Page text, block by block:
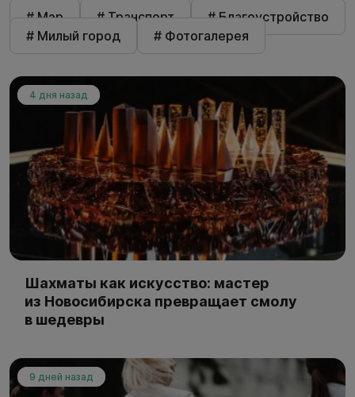
# Мэр # Транспорт
# Благоустройство
# Милый город
# Фотогалерея
4 дня назад
Шахматы как искусство: мастер
из Новосибирска превращает смолу
в шедевры
9 дней назад